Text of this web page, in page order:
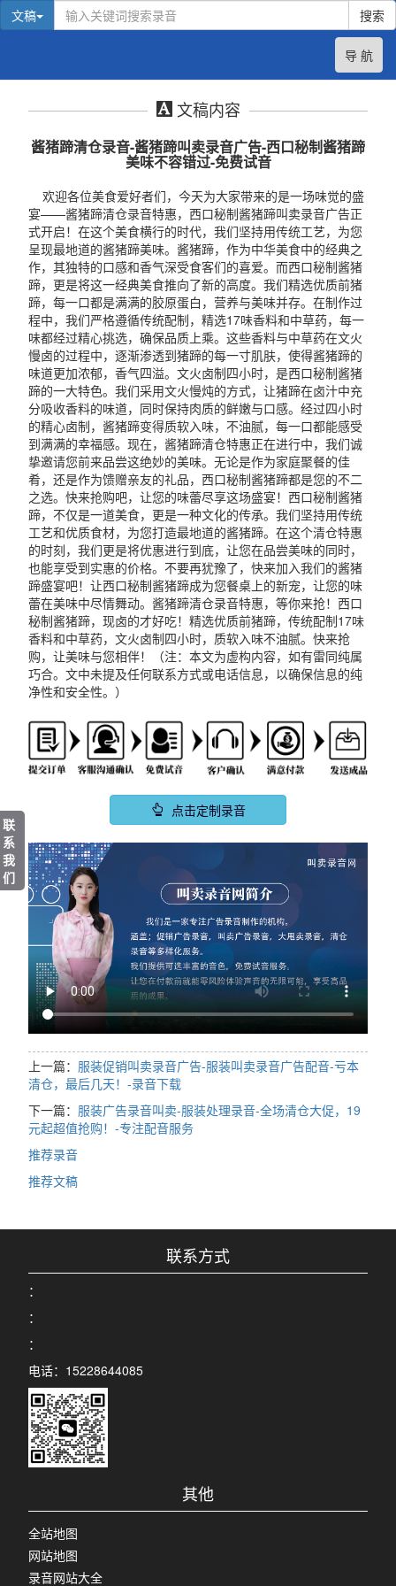
文稿 搜索
导 航
文稿内容
酱猪蹄清仓录音-酱猪蹄叫卖录音广告-西口秘制酱猪蹄
美味不容错过-免费试音
欢迎各位美食爱好者们，今天为大家带来的是一场味觉的盛
宴——酱猪蹄清仓录音特惠，西口秘制酱猪蹄叫卖录音广告正
式开启！在这个美食横行的时代，我们坚持用传统工艺，为您
呈现最地道的酱猪蹄美味。酱猪蹄，作为中华美食中的经典之
作，其独特的口感和香气深受食客们的喜爱。而西口秘制酱猪
蹄，更是将这一经典美食推向了新的高度。我们精选优质前猪
蹄，每一口都是满满的胶原蛋白，营养与美味并存。在制作过
程中，我们严格遵循传统配制，精选17味香料和中草药，每一
味都经过精心挑选，确保品质上乘。这些香料与中草药在文火
慢卤的过程中，逐渐渗透到猪蹄的每一寸肌肤，使得酱猪蹄的
味道更加浓郁，香气四溢。文火卤制四小时，是西口秘制酱猪
蹄的一大特色。我们采用文火慢炖的方式，让猪蹄在卤汁中充
分吸收香料的味道，同时保持肉质的鲜嫩与口感。经过四小时
的精心卤制，酱猪蹄变得质软入味，不油腻，每一口都能感受
到满满的幸福感。现在，酱猪蹄清仓特惠正在进行中，我们诚
挚邀请您前来品尝这绝妙的美味。无论是作为家庭聚餐的佳
肴，还是作为馈赠亲友的礼品，西口秘制酱猪蹄都是您的不二
之选。快来抢购吧，让您的味蕾尽享这场盛宴！西口秘制酱猪
蹄，不仅是一道美食，更是一种文化的传承。我们坚持用传统
工艺和优质食材，为您打造最地道的酱猪蹄。在这个清仓特惠
的时刻，我们更是将优惠进行到底，让您在品尝美味的同时，
也能享受到实惠的价格。不要再犹豫了，快来加入我们的酱猪
蹄盛宴吧！让西口秘制酱猪蹄成为您餐桌上的新宠，让您的味
蕾在美味中尽情舞动。酱猪蹄清仓录音特惠，等你来抢！西口
秘制酱猪蹄，现卤的才好吃！精选优质前猪蹄，传统配制17味
香料和中草药，文火卤制四小时，质软入味不油腻。快来抢
购，让美味与您相伴！（注：本文为虚构内容，如有雷同纯属
巧合。文中未提及任何联系方式或电话信息，以确保信息的纯
净性和安全性。）
点击定制录音
上一篇： 服装促销叫卖录音广告-服装叫卖录音广告配音-亏本
清仓，最后几天！-录音下载
下一篇： 服装广告录音叫卖-服装处理录音-全场清仓大促，19
元起超值抢购！-专注配音服务
推荐录音
推荐文稿
联系方式
：
：
：
电话：15228644085
其他
全站地图
网站地图
录音网站大全
联
系
我
们